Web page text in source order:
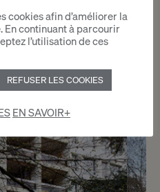
54-54Bis
cookies afin d’améliorer la
continuant à parcourir
l’utilisation de ces
REFUSER LES COOKIES
EN SAVOIR+